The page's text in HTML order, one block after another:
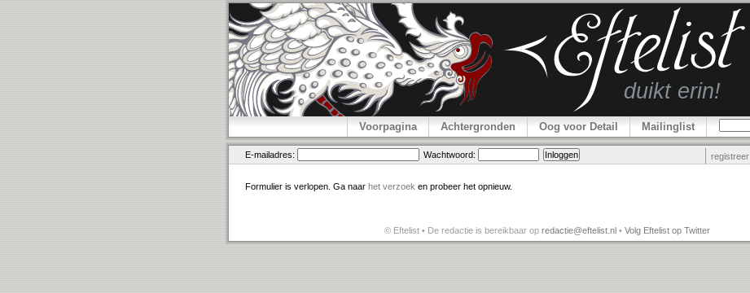
Voorpagina Achtergronden Oog voor Detail Mailinglist
E-mailadres: Wachtwoord: registreer
Formulier is verlopen. Ga naar het verzoek en probeer het opnieuw.
© Eftelist • De redactie is bereikbaar op redactie@eftelist.nl • Volg Eftelist op Twitter